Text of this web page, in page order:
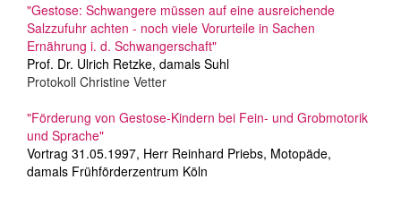
"Gestose: Schwangere müssen auf eine ausreichende
Salzzufuhr achten - noch viele Vorurteile in Sachen
Ernährung i. d. Schwangerschaft"
Prof. Dr. Ulrich Retzke, damals Suhl
Protokoll Christine Vetter
"Förderung von Gestose-Kindern bei Fein- und Grobmotorik
und Sprache"
Vortrag 31.05.1997, Herr Reinhard Priebs, Motopäde,
damals Frühförderzentrum Köln